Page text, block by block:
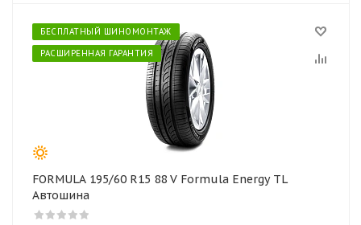
БЕСПЛАТНЫЙ ШИНОМОНТАЖ
РАСШИРЕННАЯ ГАРАНТИЯ
FORMULA 195/60 R15 88 V Formula Energy TL
Автошина